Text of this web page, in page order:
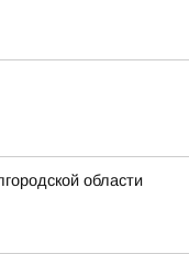
области